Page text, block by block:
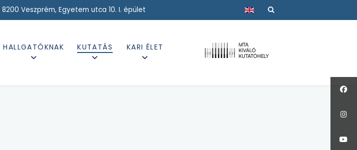
8200 Veszprém, Egyetem utca 10. I. épület Válasszon nyelvet
HALLGATÓKNAK KUTATÁS KARI ÉLET